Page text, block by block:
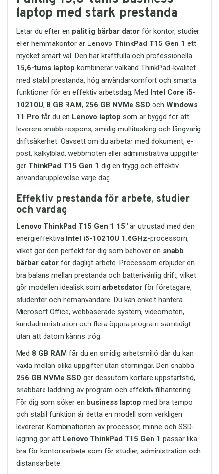
headsetet anslutas till en mängd olika
enheter utan installation eller drivrutiner.
Det fungerar direkt via plug-and-play.
Headsetet är kompatibelt med bland
annat:
Datorer och laptops
Surfplattor
Mobiltelefoner
Spelkonsoler
Chromebooks och
skolutrustning
Detta gör headsetet till ett praktiskt val
både för kontor, skolor, företag och
hemmabruk.
Robust konstruktion för
daglig användning
HT-HD212 är byggt för att tåla daglig
konstruktionen och förstärkta kabeln
minskar risken för kabelbrott och
slitage, vilket gör headsetet till en
långsiktig investering.
Det robusta utförandet gör headsetet
särskilt lämpligt för arbetsplatser,
utbildningsmiljöer och organisationer
där headset används frekvent.
Kombinationen av hållbar design och
hög funktionalitet gör att användare kan
lita på headsetets prestanda över tid.
Perfekt headset för arbete,
studier och underhållning
Tack vare sin mångsidighet passar
SOLID Stereo Headset med mikrofon
många olika användare. Det
fungerar lika bra för professionella
användare som för studenter, gamers
och privatpersoner.
För distansarbete ger headsetet tydliga
samtal och komfort under arbetsdagen.
För studenter gör det onlinelektioner
och digitala klassrum mer effektiva. För
gamers erbjuder headsetet bra ljud och
kommunikation i multiplayer-spel.
Den balanserade kombinationen av
tekniker och privatpersoner är detta en
funktionell detalj som gör stor skillnad i
Perfekt för arbete, skola och
privat användning
Detta Kingston USB-minne är ett
utmärkt hjälpmedel för alla som
behöver enkel och snabb åtkomst till
digitalt material. På arbetsplatsen kan
det användas för att flytta
presentationer, rapporter och
kundmaterial. I skolan passar det
perfekt för uppgifter, projekt,
anteckningar och utbildningsmaterial.
Hemma kan det användas för backup
av bilder, dokument eller filer som du vill
ha sparade på ett separat
lagringsmedium.
Kingston DataTraveler Exodia M 64GB är
även ett bra alternativ för dig som ofta
arbetar på olika datorer. Eftersom det
fungerar med flera operativsystem kan
du enkelt använda det i olika miljöer
Bred kompatibilitet med
populära operativsystem
Kingston DataTraveler Exodia M USB 3.2
flera vanliga system. Det gör USB-
minnet mångsidigt och användarvänligt,
oavsett om du arbetar med en stationär
dator, laptop eller annan kompatibel
Kompatibelt med Windows
Kompatibelt med macOS
Kompatibelt med Linux
Kompatibelt med Chrome OS
Bakåtkompatibelt med USB
2.0-portar
Pålitlig kvalitet från
Kingston
Kingston är ett välkänt varumärke inom
minne och lagring, och DataTraveler-
serien är framtagen för användare som
att den enkelt får plats i handbagaget,
ryggsäcken eller under sätet på flyget.
Skötselråd för Lång Livslängd
Torka av väskan med en fuktig
trasa vid behov.
Undvik överbelastning för att
bevara dragkedjor och
sömmar.
Förvara väskan torrt och
undvik direkt solljus för att
minska blekning.
Sammanfattning
Denna15" computerväska i grått och
svart är ett utmärkt val för dig som vill
ha en praktisk, säker och snygg väska
för din laptop. Med smarta
och ett elegant designad tvåfärgad
look, får du en väska som gör vardagen
sätt. Investera i en kvalitetsväska och
bär din laptop med stil och trygghet.
laptop med stark prestanda
Letar du efter en pålitlig bärbar dator för kontor, studier
eller hemmakontor är Lenovo ThinkPad T15 Gen 1 ett
mycket smart val. Den här kraftfulla och professionella
15,6-tums laptop kombinerar välkänd ThinkPad-kvalitet
med stabil prestanda, hög användarkomfort och smarta
funktioner för en effektiv arbetsdag. Med Intel Core i5-
10210U, 8 GB RAM, 256 GB NVMe SSD och Windows
11 Pro får du en Lenovo laptop som är byggd för att
leverera snabb respons, smidig multitasking och långvarig
driftsäkerhet. Oavsett om du arbetar med dokument, e-
post, kalkylblad, webbmöten eller administrativa uppgifter
ger ThinkPad T15 Gen 1 dig en trygg och effektiv
användarupplevelse varje dag.
Effektiv prestanda för arbete, studier
och vardag
Lenovo ThinkPad T15 Gen 1 15" är utrustad med den
energieffektiva Intel i5-10210U 1.6GHz-processorn,
vilket gör den perfekt för dig som behöver en snabb
bärbar dator för dagligt arbete. Processorn erbjuder en
bra balans mellan prestanda och batterivänlig drift, vilket
gör modellen idealisk som arbetsdator för företagare,
studenter och hemanvändare. Du kan enkelt hantera
Microsoft Office, webbaserade system, videomöten,
kundadministration och flera öppna program samtidigt
utan att datorn känns trög.
Med 8 GB RAM får du en smidig arbetsmiljö där du kan
växla mellan olika uppgifter utan störningar. Den snabba
256 GB NVMe SSD ger dessutom kortare uppstartstid,
snabbare laddning av program och effektiv filhantering.
För dig som söker en business laptop med bra tempo
och stabil funktion är detta en modell som verkligen
levererar. Kombinationen av processor, minne och SSD-
lagring gör att Lenovo ThinkPad T15 Gen 1 passar lika
bra för kontorsarbete som för studier, administration och
distansarbete.